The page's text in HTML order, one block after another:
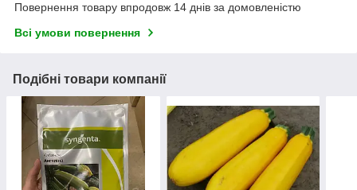
Повернення товару впродовж 14 днів за домовленістю
Всі умови повернення
Подібні товари компанії